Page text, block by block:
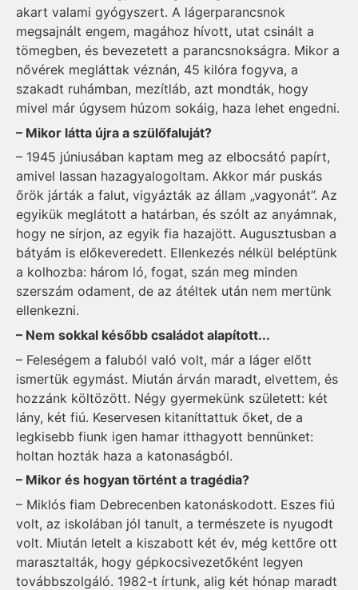
akart valami gyógyszert. A lágerparancsnok
megsajnált engem, magához hívott, utat csinált a
tömegben, és bevezetett a parancsnokságra. Mikor a
nővérek megláttak véznán, 45 kilóra fogyva, a
szakadt ruhámban, mezítláb, azt mondták, hogy
mivel már úgysem húzom sokáig, haza lehet engedni.
– Mikor látta újra a szülőfaluját?
– 1945 júniusában kaptam meg az elbocsátó papírt,
amivel lassan hazagyalogoltam. Akkor már puskás
őrök járták a falut, vigyázták az állam „vagyonát”. Az
egyikük meglátott a határban, és szólt az anyámnak,
hogy ne sírjon, az egyik fia hazajött. Augusztusban a
bátyám is előkeveredett. Ellenkezés nélkül beléptünk
a kolhozba: három ló, fogat, szán meg minden
szerszám odament, de az átéltek után nem mertünk
ellenkezni.
– Nem sokkal később családot alapított...
– Feleségem a faluból való volt, már a láger előtt
ismertük egymást. Miután árván maradt, elvettem, és
hozzánk költözött. Négy gyermekünk született: két
lány, két fiú. Keservesen kitaníttattuk őket, de a
legkisebb fiunk igen hamar itthagyott bennünket:
holtan hozták haza a katonaságból.
– Mikor és hogyan történt a tragédia?
– Miklós fiam Debrecenben katonáskodott. Eszes fiú
volt, az iskolában jól tanult, a természete is nyugodt
volt. Miután letelt a kiszabott két év, még kettőre ott
marasztalták, hogy gépkocsivezetőként legyen
továbbszolgáló. 1982-t írtunk, alig két hónap maradt